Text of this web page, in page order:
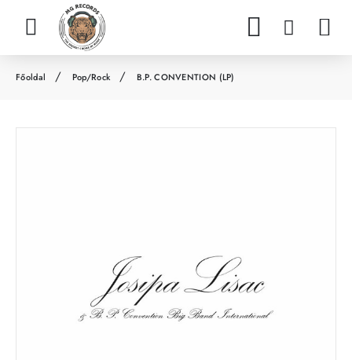
Pop/Rock B.P. CONVENTION (LP)